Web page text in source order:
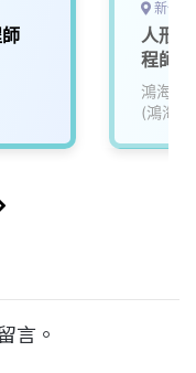
新竹
人形
程師(
鴻海精
(鴻海)
言。